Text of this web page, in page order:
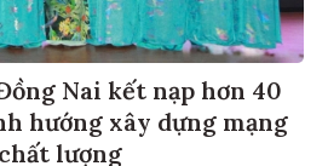
Nai kết nạp hơn 40
hướng xây dựng mạng
lượng